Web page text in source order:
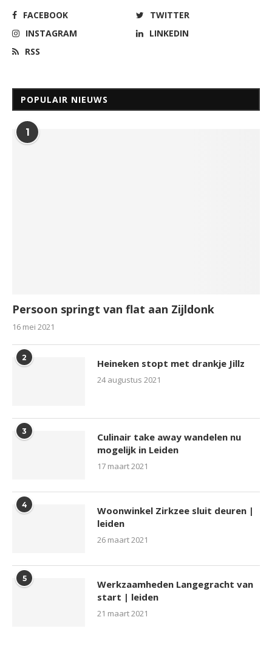
FACEBOOK
TWITTER
INSTAGRAM
LINKEDIN
RSS
POPULAIR NIEUWS
1
Persoon springt van flat aan Zijldonk
16 mei 2021
2 Heineken stopt met drankje Jillz
24 augustus 2021
3
Culinair take away wandelen nu
mogelijk in Leiden
17 maart 2021
4
Woonwinkel Zirkzee sluit deuren |
leiden
26 maart 2021
5
Werkzaamheden Langegracht van
start | leiden
21 maart 2021